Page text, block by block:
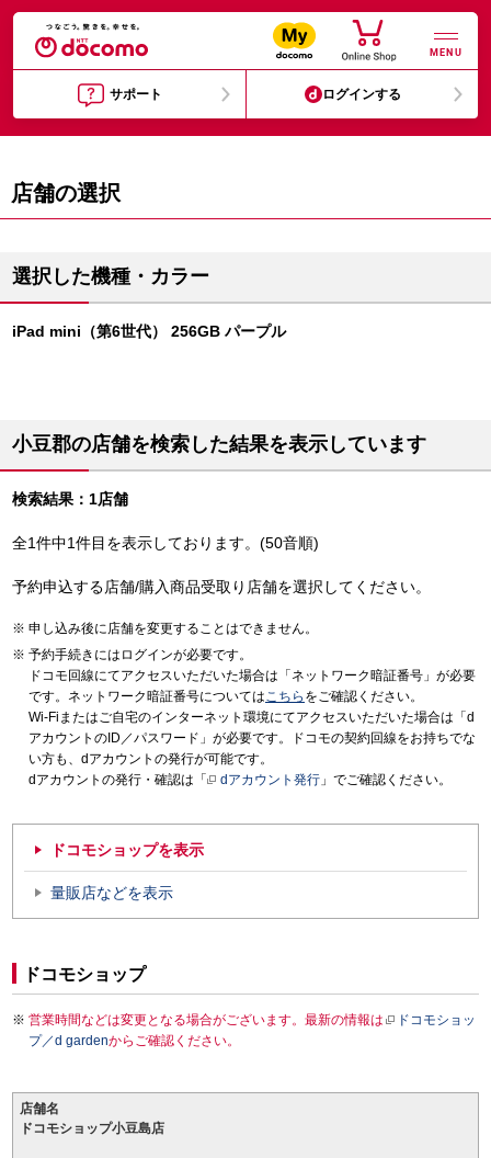
MENU
サポート ログインする
店舗の選択
選択した機種・カラー
iPad mini（第6世代） 256GB パープル
小豆郡の店舗を検索した結果を表示しています
検索結果：1店舗
全1件中1件目を表示しております。(50音順)
予約申込する店舗/購入商品受取り店舗を選択してください。
申し込み後に店舗を変更することはできません。
予約手続きにはログインが必要です。
ドコモ回線にてアクセスいただいた場合は「ネットワーク暗証番号」が必要
です。ネットワーク暗証番号についてはこちら をご確認ください。
Wi-Fiまたはご自宅のインターネット環境にてアクセスいただいた場合は「d
アカウントのID／パスワード」が必要です。ドコモの契約回線をお持ちでな
い方も、dアカウントの発行が可能です。
dアカウントの発行・確認は「
dアカウント発行 」でご確認ください。
ドコモショップを表示
量販店などを表示
ドコモショップ
営業時間などは変更となる場合がございます。最新の情報は
ドコモショッ
プ／d gardenからご確認ください。
店舗名
ドコモショップ小豆島店